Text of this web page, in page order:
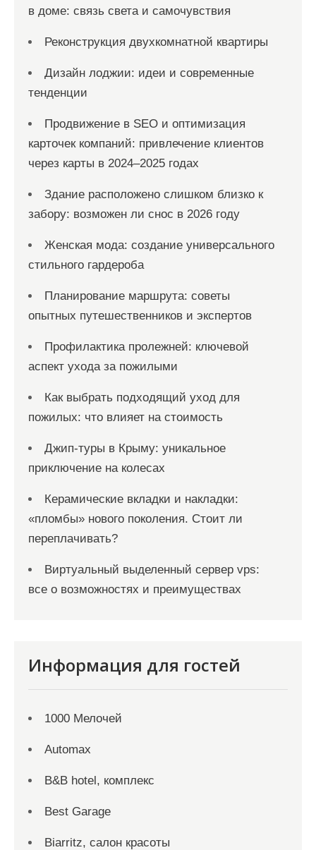
в доме: связь света и самочувствия
Реконструкция двухкомнатной квартиры
Дизайн лоджии: идеи и современные
тенденции
Продвижение в SEO и оптимизация
карточек компаний: привлечение клиентов
через карты в 2024–2025 годах
Здание расположено слишком близко к
забору: возможен ли снос в 2026 году
Женская мода: создание универсального
стильного гардероба
Планирование маршрута: советы
опытных путешественников и экспертов
Профилактика пролежней: ключевой
аспект ухода за пожилыми
Как выбрать подходящий уход для
пожилых: что влияет на стоимость
Джип-туры в Крыму: уникальное
приключение на колесах
Керамические вкладки и накладки:
«пломбы» нового поколения. Стоит ли
переплачивать?
Виртуальный выделенный сервер vps:
все о возможностях и преимуществах
Информация для гостей
1000 Мелочей
Automax
B&B hotel, комплекс
Best Garage
Biarritz, салон красоты